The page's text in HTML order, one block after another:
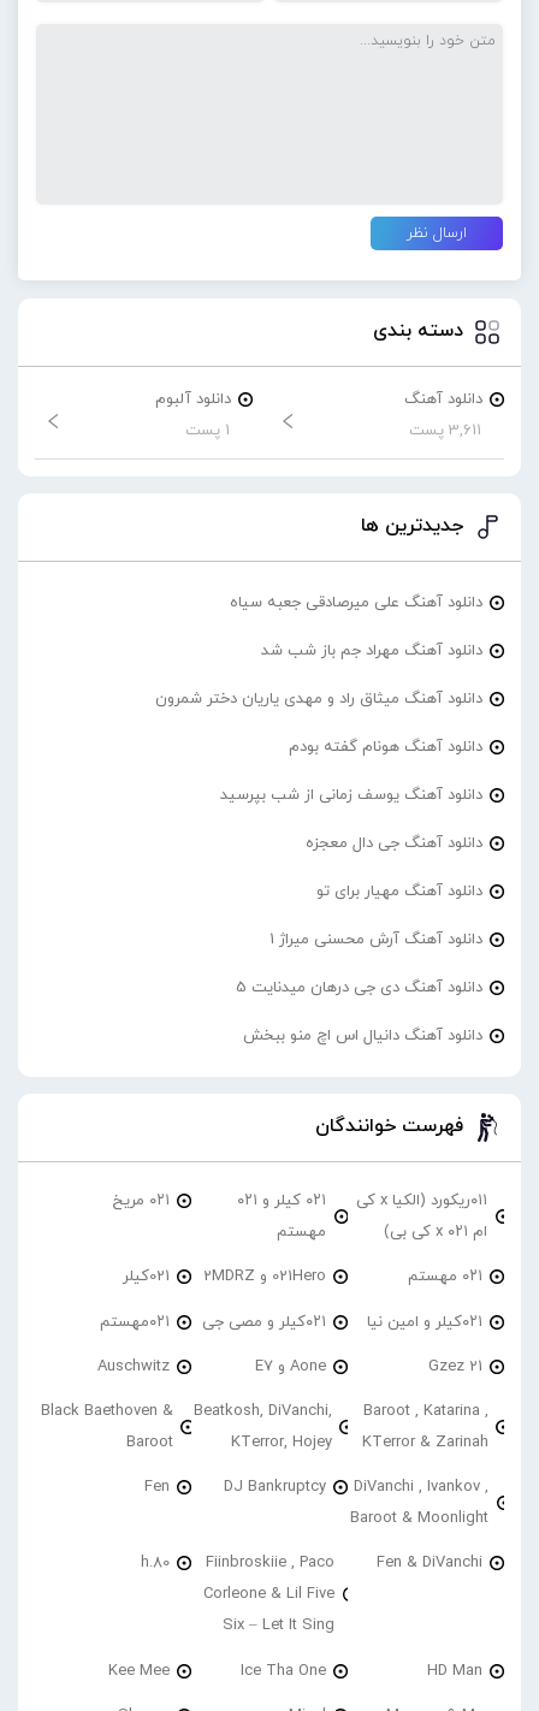
دسته بندی
دانلود آهنگ
3,611 پست
دانلود آلبوم
1 پست
جدیدترین ها
دانلود آهنگ علی میرصادقی جعبه سیاه
دانلود آهنگ مهراد جم باز شب شد
دانلود آهنگ میثاق راد و مهدی یاریان دختر شمرون
دانلود آهنگ هونام گفته بودم
دانلود آهنگ یوسف زمانی از شب بپرسید
دانلود آهنگ جی دال معجزه
دانلود آهنگ مهیار برای تو
دانلود آهنگ آرش محسنی میراژ 1
دانلود آهنگ دی جی درهان میدنایت 5
دانلود آهنگ دانیال اس اچ منو ببخش
فهرست خوانندگان
۰۱۱ریکورد (الکیا x کی
ام ۰۲۱ x کی بی)
۰۲۱ کیلر و ۰۲۱
مهستم
۰۲۱ مریخ
۰۲۱ مهستم 021Hero و 2MDRZ 021کیلر
۰۲۱کیلر و امین نیا ۰۲۱کیلر و مصی جی ۰۲۱مهستم
21 Gzez Aone و E7 Auschwitz
Baroot , Katarina ,
KTerror & Zarinah
Beatkosh, DiVanchi,
KTerror, Hojey
Black Baethoven &
Baroot
DiVanchi , Ivankov ,
Baroot & Moonlight
DJ Bankruptcy
Fen
Fen & DiVanchi
Fiinbroskiie , Paco
Corleone & Lil Five
Six – Let It Sing
h.80
HD Man
Ice Tha One
Kee Mee